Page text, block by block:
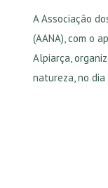
A Associação
(AANA), com o
Alpiarça,
natureza, no dia